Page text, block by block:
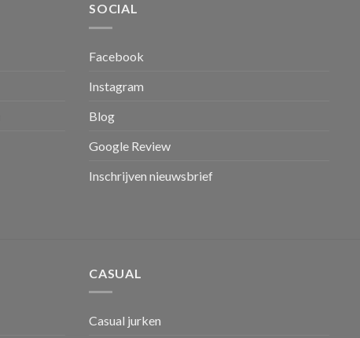
SOCIAL
Facebook
Instagram
Blog
Google Review
Inschrijven nieuwsbrief
CASUAL
Casual jurken